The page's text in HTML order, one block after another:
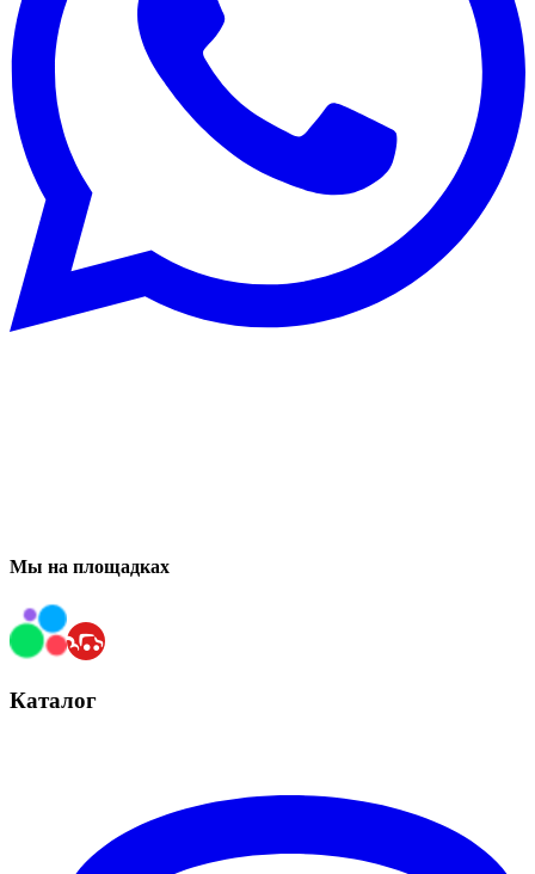
Мы на площадках
Каталог